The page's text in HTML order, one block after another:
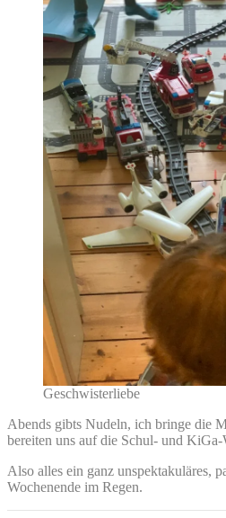
Geschwisterliebe
Abends gibts Nudeln, ich bringe die
bereiten uns auf die Schul- und KiGa-
Also alles ein ganz unspektakuläres,
Wochenende im Regen.